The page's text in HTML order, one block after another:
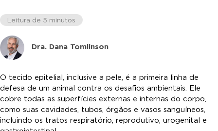
Leitura de 5 minutos
Dra. Dana Tomlinson
O tecido epitelial, inclusive a pele, é a primeira linha de
defesa de um animal contra os desafios ambientais. Ele
cobre todas as superfícies externas e internas do corpo,
como suas cavidades, tubos, órgãos e vasos sanguíneos,
incluindo os tratos respiratório, reprodutivo, urogenital e